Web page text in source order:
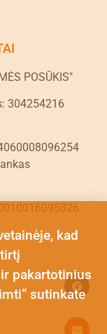
POSŪKIS"
304254216
kad
pakartotinius
sutinkate